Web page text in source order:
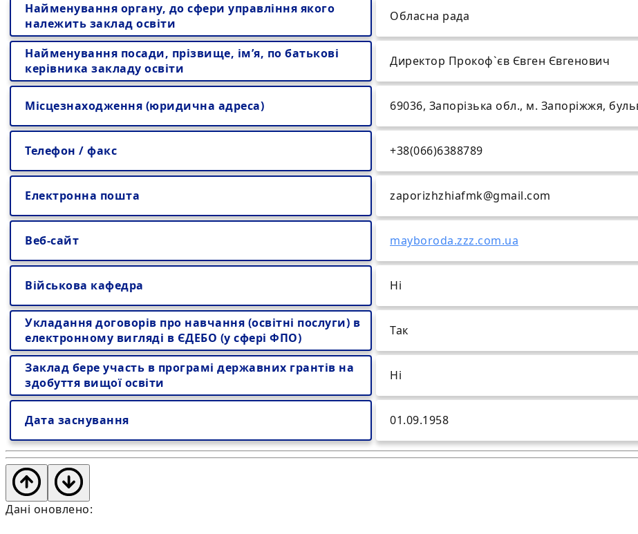
Найменування органу, до сфери управління якого
належить заклад освіти
Обласна рада
Найменування посади, прізвище, ім’я, по батькові
керівника закладу освіти
Директор Прокоф`єв Євген Євгенович
Місцезнаходження (юридична адреса) 69036, Запорізька обл., м. Запоріжжя,
Телефон / факс +38(066)6388789
Електронна пошта zaporizhzhiafmk@gmail.com
Веб-сайт mayboroda.zzz.com.ua
Військова кафедра Ні
Укладання договорів про навчання (освітні послуги) в
електронному вигляді в ЄДЕБО (у сфері ФПО)
Так
Заклад бере участь в програмі державних грантів на
здобуття вищої освіти
Ні
Дата заснування 01.09.1958
Дані оновлено: